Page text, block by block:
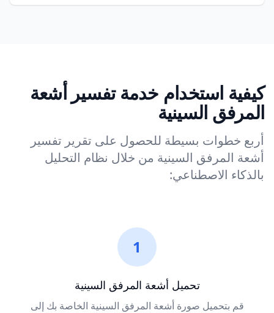
كيفية استخدام خدمة تفسير أشعة
المرفق السينية
أربع خطوات بسيطة للحصول على تقرير تفسير
أشعة المرفق السينية من خلال نظام التحليل
بالذكاء الاصطناعي:
1
تحميل أشعة المرفق السينية
قم بتحميل صورة أشعة المرفق السينية الخاصة بك إلى